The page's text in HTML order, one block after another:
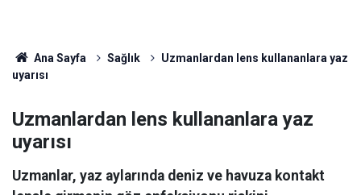
Ana Sayfa Sağlık
Uzmanlardan lens kullananlara yaz
uyarısı
Uzmanlardan lens kullananlara yaz
uyarısı
Uzmanlar, yaz aylarında deniz ve havuza kontakt